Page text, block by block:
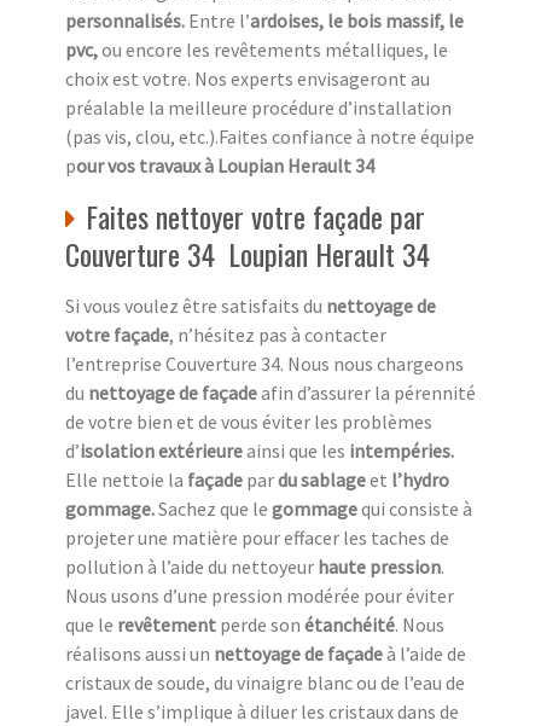
personnalisés. Entre l’ardoises, le bois massif, le
pvc,ou encore les revêtements métalliques, le
choix est votre. Nos experts envisageront au
préalable la meilleure procédure d’installation
(pas vis, clou, etc.).Faites confiance à notre équipe
pour vos travaux à Loupian Herault 34
Faites nettoyer votre façade par
Couverture 34 Loupian Herault 34
Si vous voulez être satisfaits du nettoyage de
votre façade, n’hésitez pas à contacter
l’entreprise Couverture 34. Nous nous chargeons
du nettoyage de façadeafin d’assurer la pérennité
de votre bien et de vous éviter les problèmes
d’isolation extérieureainsi que les intempéries.
Elle nettoie la façade pardu sablageet l’hydro
gommage.Sachez que le gommagequi consiste à
projeter une matière pour effacer les taches de
pollution à l’aide du nettoyeur haute pression.
Nous usons d’une pression modérée pour éviter
que le revêtement perde son étanchéité. Nous
réalisons aussi un nettoyage de façadeà l’aide de
cristaux de soude, du vinaigre blanc ou de l’eau de
javel. Elle s’implique à diluer les cristaux dans de